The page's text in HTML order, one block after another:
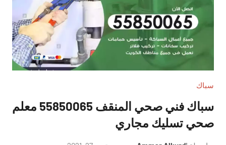
سباك
سباك فني صحي المنقف 55850065 معلم
صحي تسليك مجاري